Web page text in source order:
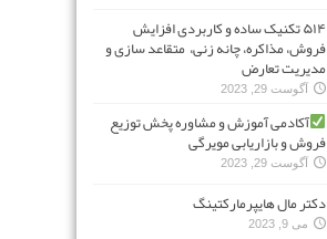
۵۱۴ تکنیک ساده و کاربردی افزایش
فروش، مذاکره، چانه زنی، متقاعد سازی و
مدیریت تعارض
آگوست 29, 2023
آکادمی آموزش و مشاوره پخش توزیع
فروش و بازاریابی مویرگی
آگوست 29, 2023
دکتر مال هایپرمارکتینگ
می 9, 2023